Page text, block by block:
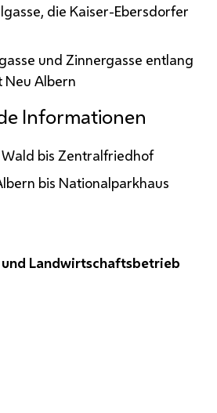
die Kaiser-Ebersdorfer
und Zinnergasse entlang
Neu Albern
Informationen
bis Zentralfriedhof
bis Nationalparkhaus
Landwirtschaftsbetrieb